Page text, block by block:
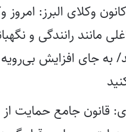
وکلای البرز: امروز
مانند رانندگی و
به جای افزایش
قانون جامع حمایت از